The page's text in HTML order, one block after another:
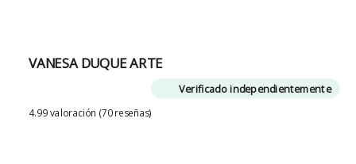
VANESA DUQUE ARTE
Verificado independientemente
4.99 valoración (70 reseñas)